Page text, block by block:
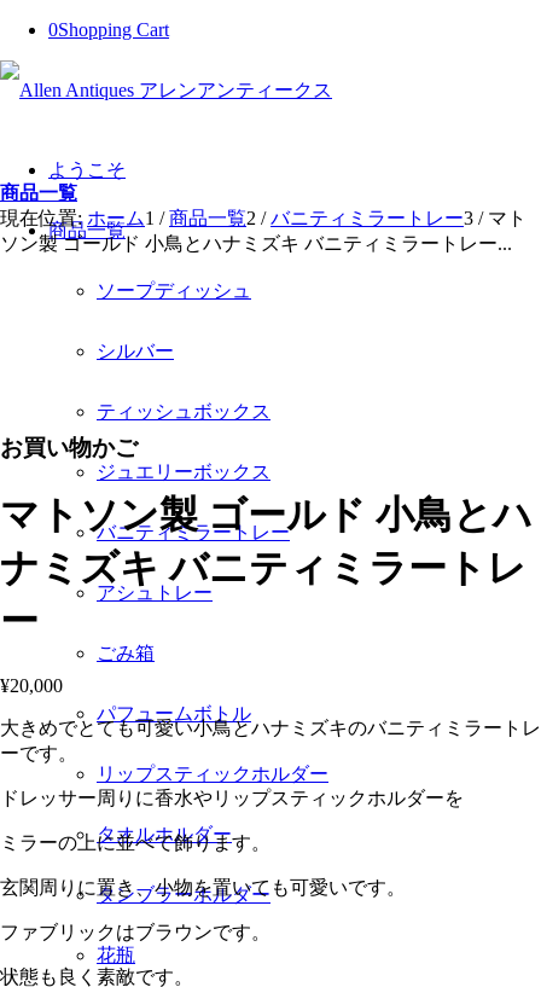
0Shopping Cart
ようこそ
商品一覧
ソープディッシュ
シルバー
ティッシュボックス
ジュエリーボックス
バニティミラートレー
アシュトレー
ごみ箱
パフュームボトル
リップスティックホルダー
タオルホルダー
タンブラーホルダー
花瓶
商品一覧
現在位置: ホーム1 / 商品一覧2 / バニティミラートレー3 / マト
ソン製 ゴールド 小鳥とハナミズキ バニティミラートレー...
お買い物かご
マトソン製 ゴールド 小鳥とハ
ナミズキ バニティミラートレ
ー
¥20,000
大きめでとても可愛い小鳥とハナミズキのバニティミラートレ
ーです。
ドレッサー周りに香水やリップスティックホルダーを
ミラーの上に並べて飾ります。
玄関周りに置き、小物を置いても可愛いです。
ファブリックはブラウンです。
状態も良く素敵です。